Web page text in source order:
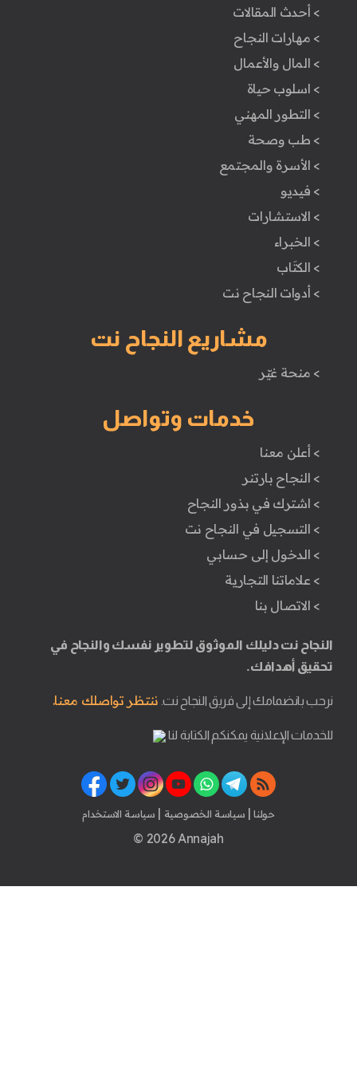
> أحدث المقالات
> مهارات النجاح
> المال والأعمال
> اسلوب حياة
> التطور المهني
> طب وصحة
> الأسرة والمجتمع
> فيديو
> الاستشارات
> الخبراء
> الكتَاب
> أدوات النجاح نت
مشاريع النجاح نت
> منحة غيّر
خدمات وتواصل
> أعلن معنا
> النجاح بارتنر
> اشترك في بذور النجاح
> التسجيل في النجاح نت
> الدخول إلى حسابي
> علاماتنا التجارية
> الاتصال بنا
النجاح نت دليلك الموثوق لتطوير نفسك والنجاح في
تحقيق أهدافك.
نرحب بانضمامك إلى فريق النجاح نت. ننتظر تواصلك معنا.
للخدمات الإعلانية يمكنكم الكتابة لنا
حولنا | سياسة الخصوصية | سياسة الاستخدام
© 2026 Annajah